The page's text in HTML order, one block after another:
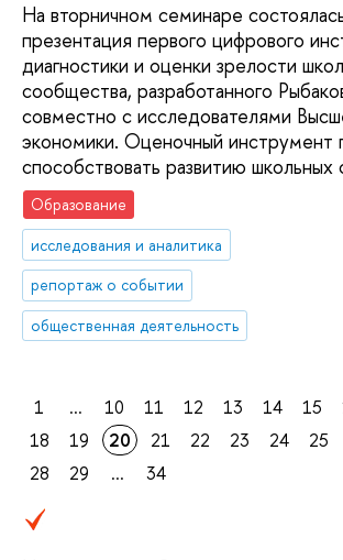
На вторничном семинаре
презентация первого цифрового
диагностики и оценки зрелости
сообщества, разработанного
совместно с исследователями
экономики. Оценочный инструмент
способствовать развитию
Образование
исследования и аналитика
репортаж о событии
общественная деятельность
1 ... 10 11 12 13 14 15
18
19 20 21 22 23 24 25
28
29 ... 34